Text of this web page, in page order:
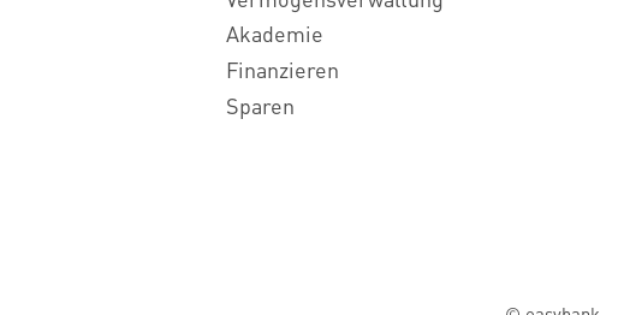
Akademie
Finanzieren
Sparen